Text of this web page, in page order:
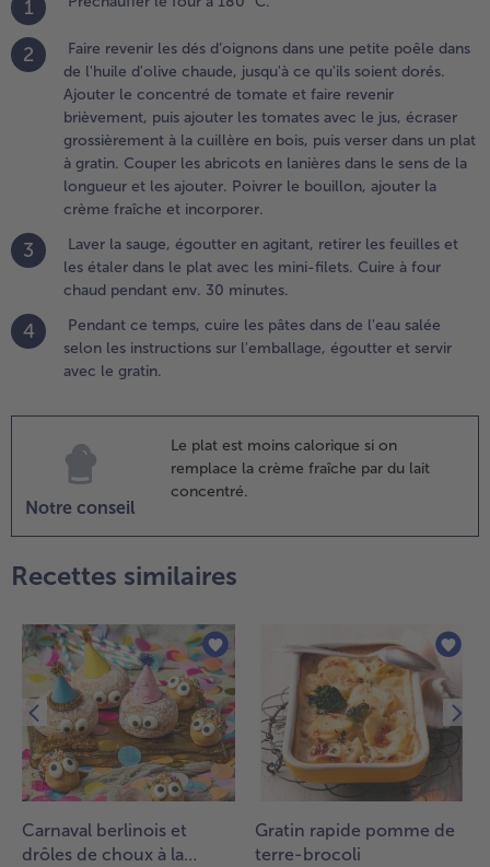
les
à
ce
les
dans
l'eau
et
avec
gratin.
1
2
Faire revenir les dés d’oignons dans une petite poêle dans
de l'huile d'olive chaude, jusqu'à ce qu'ils soient dorés.
Ajouter le concentré de tomate et faire revenir
brièvement, puis ajouter les tomates avec le jus, écraser
grossièrement à la cuillère en bois, puis verser dans un plat
à gratin. Couper les abricots en lanières dans le sens de la
longueur et les ajouter. Poivrer le bouillon, ajouter la
crème fraîche et incorporer.
3
Laver la sauge, égoutter en agitant, retirer les feuilles et
les étaler dans le plat avec les mini-filets. Cuire à four
chaud pendant env. 30 minutes.
4
Pendant ce temps, cuire les pâtes dans de l'eau salée
selon les instructions sur l'emballage, égoutter et servir
avec le gratin.
Notre conseil
Le plat est moins calorique si on
remplace la crème fraîche par du lait
concentré.
Recettes similaires
Carnaval berlinois et
drôles de choux à la
Gratin rapide pomme de
terre-brocoli